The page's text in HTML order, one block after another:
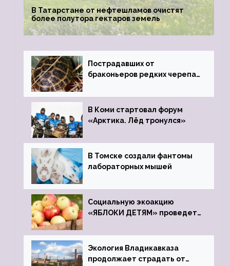
В Татарстане от нефтешламов очистят
более полутора гектаров земель
Пострадавших от
браконьеров редких черепах
зоопарк
В Коми стартовал форум
«Арктика. Лёд тронулся»
В Томске создали фантомы
лабораторных мышей
Социальную экоакцию
«ЯБЛОКИ ДЕТЯМ» проведет
Экология Владикавказа
продолжает страдать от